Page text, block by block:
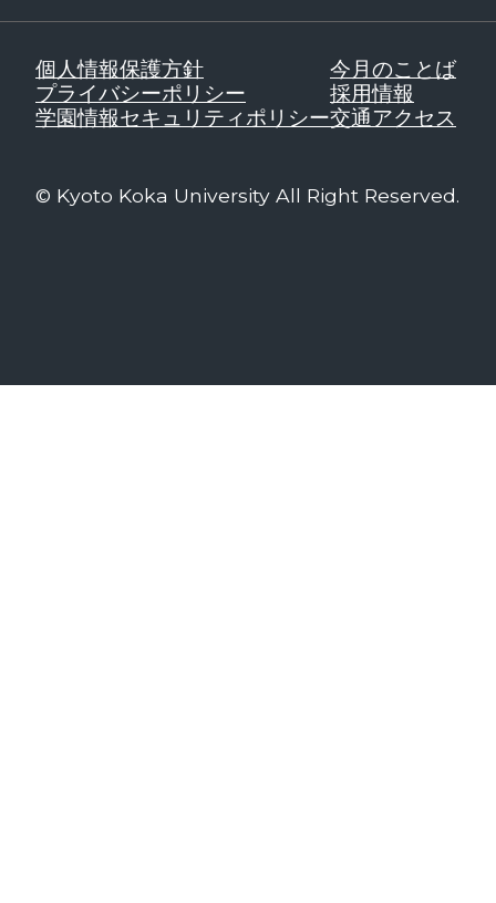
個人情報保護方針
プライバシーポリシー
学園情報セキュリティポリシー
今月のことば
採用情報
交通アクセス
© Kyoto Koka University All Right Reserved.